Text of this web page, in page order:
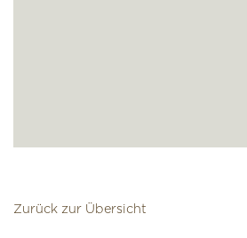
Zurück zur Übersicht